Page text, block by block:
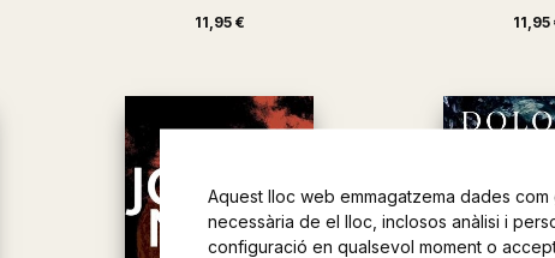
11,95 €
11,95
Aquest lloc web emmagatzema dades
necessària de el lloc, inclosos anàlisi i
configuració en qualsevol moment o